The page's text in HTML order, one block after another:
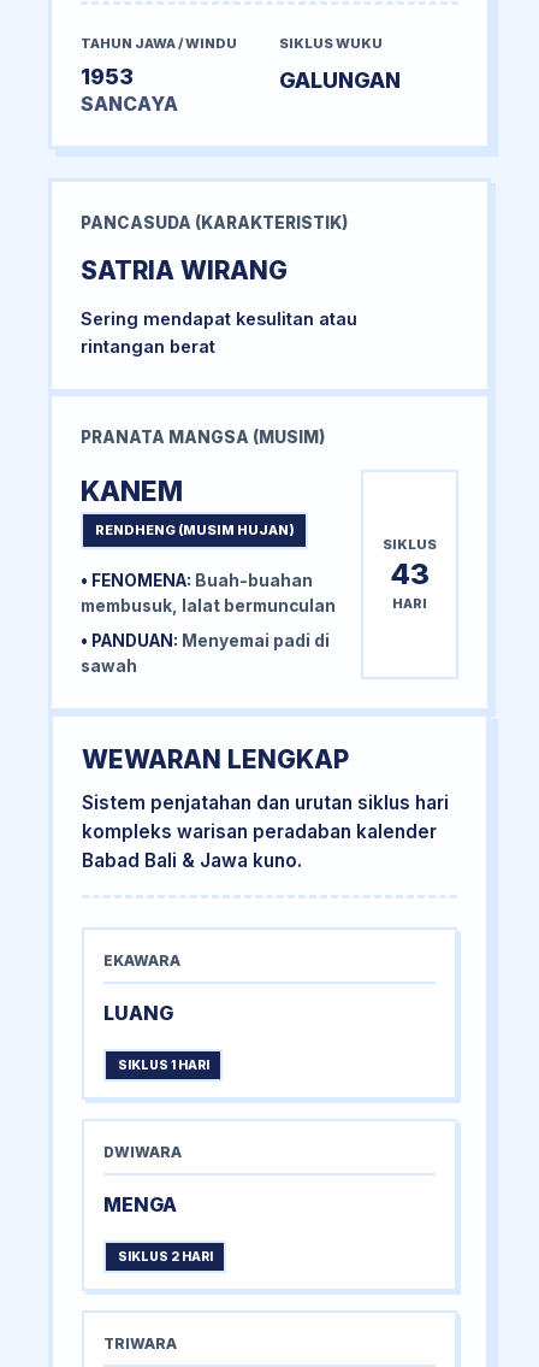
TAHUN JAWA / WINDU
1953
SANCAYA
SIKLUS WUKU
GALUNGAN
PANCASUDA (KARAKTERISTIK)
SATRIA WIRANG
Sering mendapat kesulitan atau
rintangan berat
PRANATA MANGSA (MUSIM)
KANEM
RENDHENG (MUSIM HUJAN)
• FENOMENA: Buah-buahan
membusuk, lalat bermunculan
• PANDUAN: Menyemai padi di
sawah
SIKLUS
43
HARI
WEWARAN LENGKAP
Sistem penjatahan dan urutan siklus hari
kompleks warisan peradaban kalender
Babad Bali & Jawa kuno.
EKAWARA
LUANG
SIKLUS 1 HARI
DWIWARA
MENGA
SIKLUS 2 HARI
TRIWARA